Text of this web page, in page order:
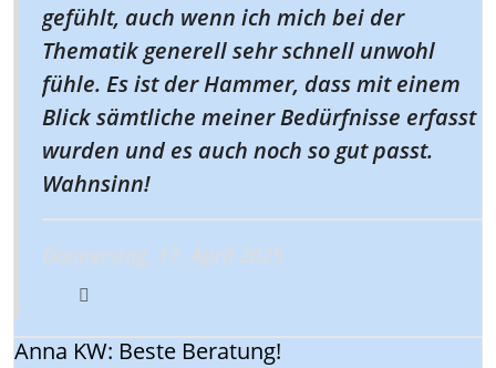
gefühlt, auch wenn ich mich bei der
Thematik generell sehr schnell unwohl
fühle. Es ist der Hammer, dass mit einem
Blick sämtliche meiner Bedürfnisse erfasst
wurden und es auch noch so gut passt.
Wahnsinn!
Donnerstag, 17. April 2025
Anna KW: Beste Beratung!